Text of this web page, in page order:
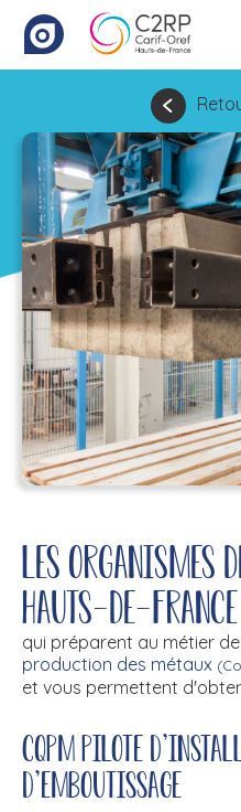
Les organismes
Hauts-de-France
qui préparent au métier de
production des métaux
et vous permettent
CQPM pilote
d'emboutissage